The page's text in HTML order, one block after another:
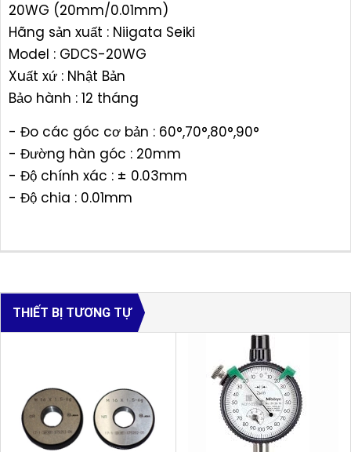
20WG (20mm/0.01mm)
Hãng sản xuất : Niigata Seiki
Model : GDCS-20WG
Xuất xứ : Nhật Bản
Bảo hành : 12 tháng
- Đo các góc cơ bản : 60°,70°,80°,90°
- Đường hàn góc : 20mm
- Độ chính xác : ± 0.03mm
- Độ chia : 0.01mm
THIẾT BỊ TƯƠNG TỰ